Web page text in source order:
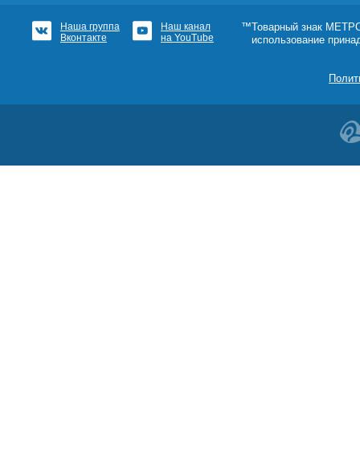
Наша группа
Вконтакте
Наш канал
на YouTube
™Товарный знак
использование